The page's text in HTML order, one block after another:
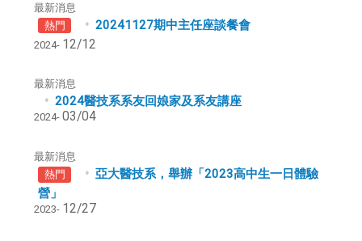
最新消息
熱門
20241127期中主任座談餐會
2024- 12/12
最新消息
2024醫技系系友回娘家及系友講座
2024- 03/04
最新消息
熱門
亞大醫技系，舉辦「2023高中生一日體驗
營」
2023- 12/27